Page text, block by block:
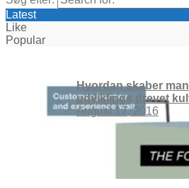
Latest
Like
Popular
Hvordan skaber
udviklings drevet
August 17, 2016